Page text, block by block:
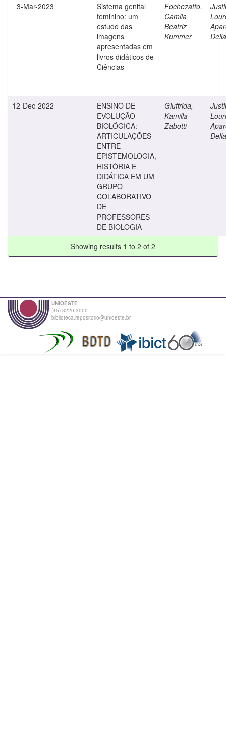
3-Mar-2023
Sistema genital
feminino: um
estudo das
imagens
apresentadas em
livros didáticos de
Ciências
Fochezatto,
Camila
Beatriz
Kummer
Della
12-Dec-2022
ENSINO DE
EVOLUÇÃO
BIOLÓGICA:
ARTICULAÇÕES
ENTRE
EPISTEMOLOGIA,
HISTÓRIA E
DIDÁTICA EM UM
GRUPO
COLABORATIVO
DE
PROFESSORES
DE BIOLOGIA
Giuffrida,
Kamilla
Zabotti
Della
Showing results 1 to 2 of 2
UNIOESTE
(45) 3220-3000
biblioteca.repositorio@unioeste.br